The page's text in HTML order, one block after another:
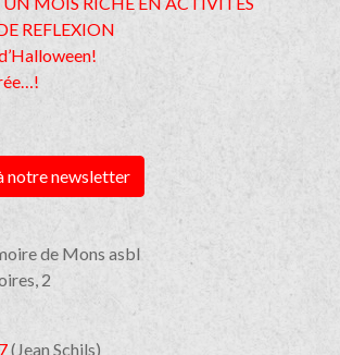
REFLEXION
notre newsletter
de Mons asbl
2
(Jean Schils)